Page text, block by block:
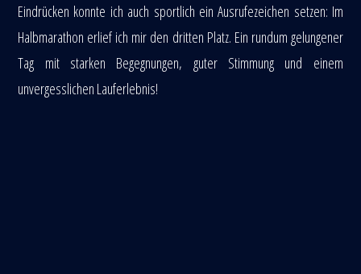
Eindrücken konnte ich auch sportlich ein Ausrufezeichen setzen: Im
Halbmarathon erlief ich mir den dritten Platz. Ein rundum gelungener
Tag mit starken Begegnungen, guter Stimmung und einem
unvergesslichen Lauferlebnis!